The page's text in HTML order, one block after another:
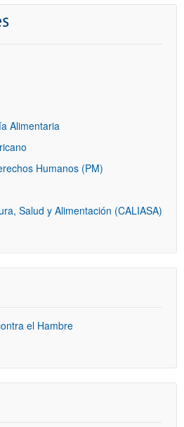
Alimentaria
Humanos (PM)
Salud y Alimentación (CALIASA)
el Hambre